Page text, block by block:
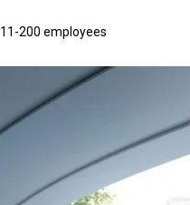
11-200 employees